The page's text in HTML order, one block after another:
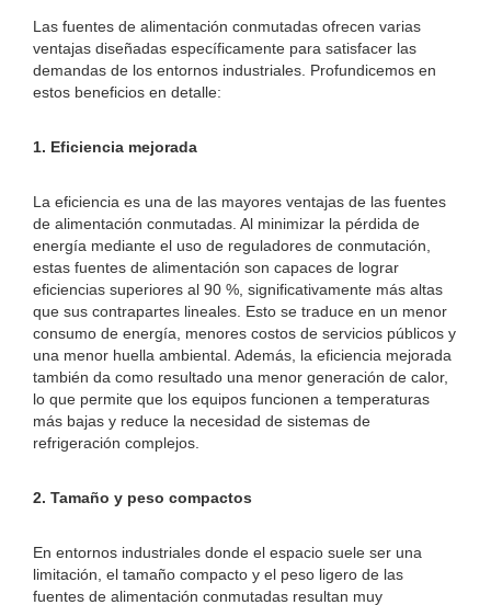
Las fuentes de alimentación conmutadas ofrecen varias
ventajas diseñadas específicamente para satisfacer las
demandas de los entornos industriales. Profundicemos en
estos beneficios en detalle:
1. Eficiencia mejorada
La eficiencia es una de las mayores ventajas de las fuentes
de alimentación conmutadas. Al minimizar la pérdida de
energía mediante el uso de reguladores de conmutación,
estas fuentes de alimentación son capaces de lograr
eficiencias superiores al 90 %, significativamente más altas
que sus contrapartes lineales. Esto se traduce en un menor
consumo de energía, menores costos de servicios públicos y
una menor huella ambiental. Además, la eficiencia mejorada
también da como resultado una menor generación de calor,
lo que permite que los equipos funcionen a temperaturas
más bajas y reduce la necesidad de sistemas de
refrigeración complejos.
2. Tamaño y peso compactos
En entornos industriales donde el espacio suele ser una
limitación, el tamaño compacto y el peso ligero de las
fuentes de alimentación conmutadas resultan muy